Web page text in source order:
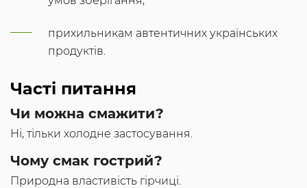
прихильникам автентичних українських
продуктів.
Часті питання
Чи можна смажити?
Ні, тільки холодне застосування.
Чому смак гострий?
Природна властивість гірчиці.